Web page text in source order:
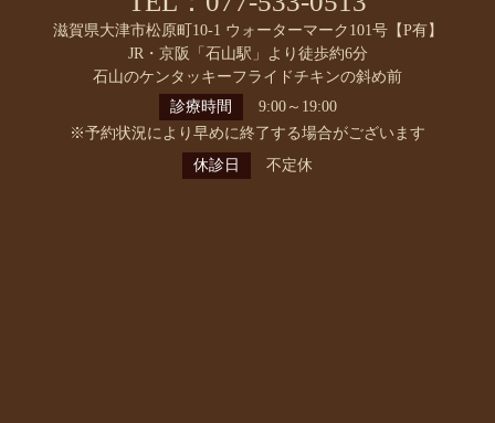
滋賀県大津市松原町10-1 ウォーターマーク101号【P有】
JR・京阪「石山駅」より徒歩約6分
石山のケンタッキーフライドチキンの斜め前
診療時間
9:00～19:00
※予約状況により早めに終了する場合がございます
休診日
不定休